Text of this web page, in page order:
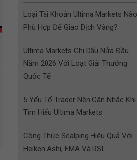
Loại Tài Khoản Ultima Markets Nào
Phù Hợp Để Giao Dịch Vàng?
Ultima Markets Ghi Dấu Nửa Đầu
Năm 2026 Với Loạt Giải Thưởng
Quốc Tế
5 Yếu Tố Trader Nên Cân Nhắc Khi
Tìm Hiểu Ultima Markets
Công Thức Scalping Hiệu Quả Với
Heiken Ashi, EMA Và RSI